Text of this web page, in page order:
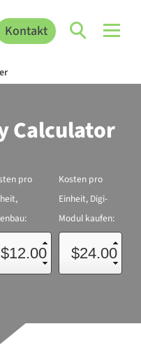
Kontakt
Calculator
pro
Kosten pro
Einheit, Digi-
Modul kaufen: